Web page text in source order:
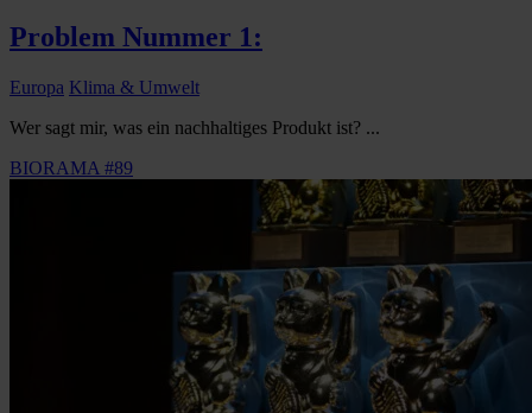
Problem Nummer 1:
Europa Klima & Umwelt
Wer sagt mir, was ein nachhaltiges Produkt ist? ...
BIORAMA #89